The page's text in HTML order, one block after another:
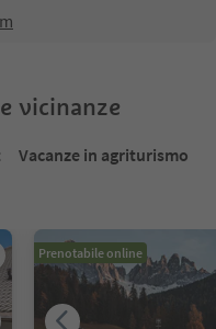
vicinanze
Vacanze in agriturismo
Prenotabile online